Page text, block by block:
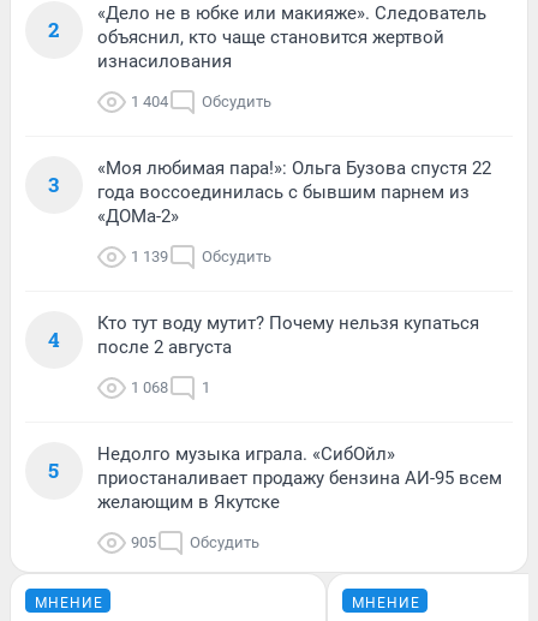
2
«Дело не в юбке или макияже». Следователь
объяснил, кто чаще становится жертвой
изнасилования
1 404 Обсудить
3
«Моя любимая пара!»: Ольга Бузова спустя 22
года воссоединилась с бывшим парнем из
«ДОМа-2»
1 139 Обсудить
4
Кто тут воду мутит? Почему нельзя купаться
после 2 августа
1 068 1
5
Недолго музыка играла. «СибОйл»
приостаналивает продажу бензина АИ-95 всем
желающим в Якутске
905 Обсудить
МНЕНИЕ МНЕНИЕ